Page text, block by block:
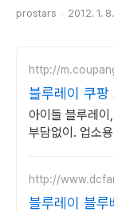
prostars 2012. 1.
http://
블루레이 쿠
아이들 블루레
부담없이. 업소
http://
블루레이 블루